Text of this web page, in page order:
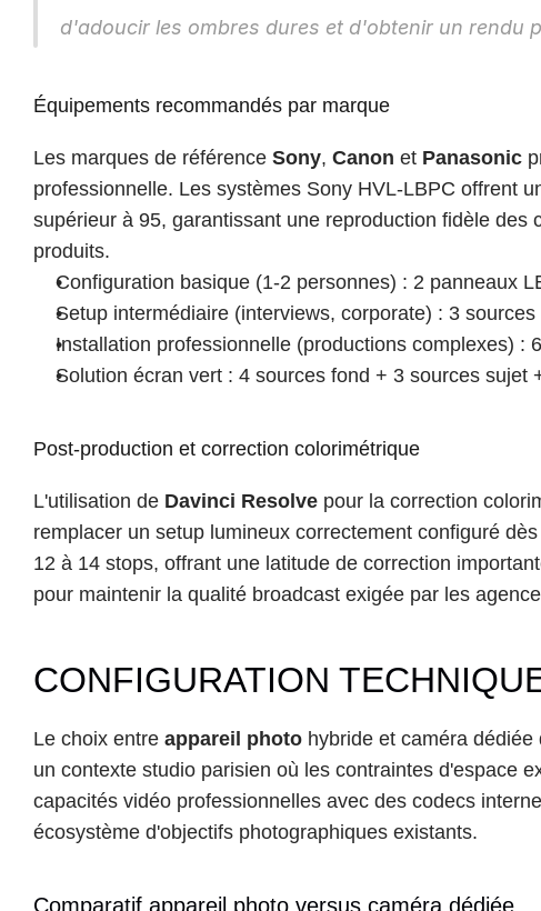
d'adoucir les ombres dures et d'obtenir un rendu
Équipements recommandés par marque
Les marques de référence Sony, Canon et Panasonic
professionnelle. Les systèmes Sony HVL-LBPC offrent
supérieur à 95, garantissant une reproduction fidèle
produits.
Configuration basique (1-2 personnes) : 2 panneaux
Setup intermédiaire (interviews, corporate) : 3
Installation professionnelle (productions complexes)
Solution écran vert : 4 sources fond + 3 sources sujet
Post-production et correction colorimétrique
L'utilisation de Davinci Resolve pour la correction
remplacer un setup lumineux correctement configuré
12 à 14 stops, offrant une latitude de correction
pour maintenir la qualité broadcast exigée par les
CONFIGURATION
Le choix entre appareil photo hybride et caméra
un contexte studio parisien où les contraintes d'espace
capacités vidéo professionnelles avec des codecs
écosystème d'objectifs photographiques existants.
Comparatif appareil photo versus caméra dédiée